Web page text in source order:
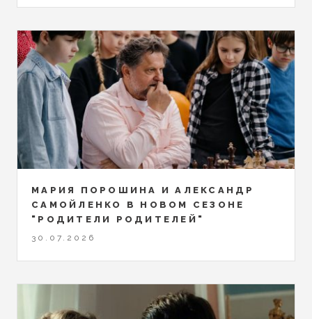
МАРИЯ ПОРОШИНА И АЛЕКСАНДР
САМОЙЛЕНКО В НОВОМ СЕЗОНЕ
"РОДИТЕЛИ РОДИТЕЛЕЙ"
30.07.2026